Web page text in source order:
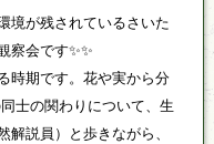
境が残されているさいた
察会です✨✨
時期です。花や実から分
士の関わりについて、生
解説員）と歩きながら、